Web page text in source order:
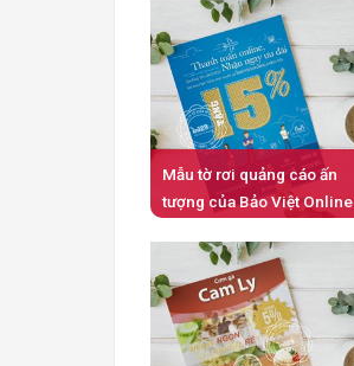
Mẫu tờ rơi quảng cáo ấn
tượng của Bảo Việt Online